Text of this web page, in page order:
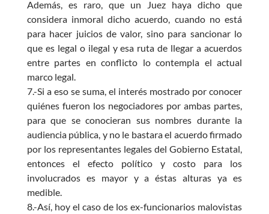
Además, es raro, que un Juez haya dicho que
considera inmoral dicho acuerdo, cuando no está
para hacer juicios de valor, sino para sancionar lo
que es legal o ilegal y esa ruta de llegar a acuerdos
entre partes en conflicto lo contempla el actual
marco legal.
7.-Si a eso se suma, el interés mostrado por conocer
quiénes fueron los negociadores por ambas partes,
para que se conocieran sus nombres durante la
audiencia pública, y no le bastara el acuerdo firmado
por los representantes legales del Gobierno Estatal,
entonces el efecto político y costo para los
involucrados es mayor y a éstas alturas ya es
medible.
8.-Así, hoy el caso de los ex-funcionarios malovistas